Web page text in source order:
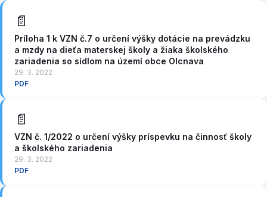
📄
Príloha 1 k VZN č.7 o určení výšky dotácie na prevádzku
a mzdy na dieťa materskej školy a žiaka školského
zariadenia so sídlom na území obce Olcnava
29. 3. 2022
PDF
📄
VZN č. 1/2022 o určení výšky príspevku na činnosť školy
a školského zariadenia
29. 3. 2022
PDF